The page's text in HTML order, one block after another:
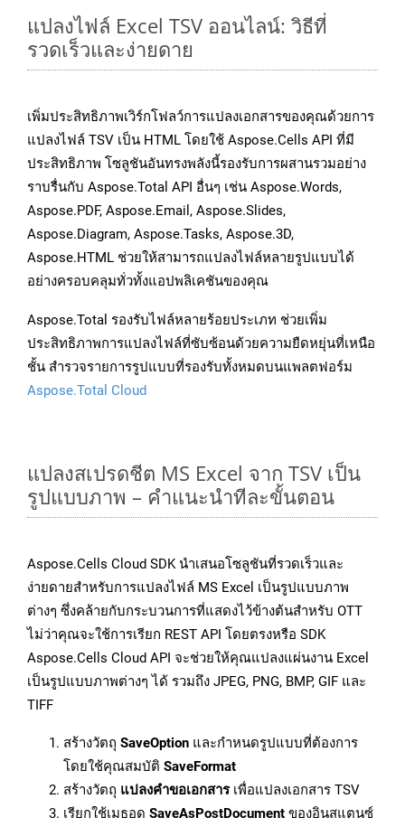
แปลงไฟล์ Excel TSV ออนไลน์: วิธีที่
รวดเร็วและง่ายดาย
เพิ่มประสิทธิภาพเวิร์กโฟลว์การแปลงเอกสารของคุณด้วยการ
แปลงไฟล์ TSV เป็น HTML โดยใช้ Aspose.Cells API ที่มี
ประสิทธิภาพ โซลูชันอันทรงพลังนี้รองรับการผสานรวมอย่าง
ราบรื่นกับ Aspose.Total API อื่นๆ เช่น Aspose.Words,
Aspose.PDF, Aspose.Email, Aspose.Slides,
Aspose.Diagram, Aspose.Tasks, Aspose.3D,
Aspose.HTML ช่วยให้สามารถแปลงไฟล์หลายรูปแบบได้
อย่างครอบคลุมทั่วทั้งแอปพลิเคชันของคุณ
Aspose.Total รองรับไฟล์หลายร้อยประเภท ช่วยเพิ่ม
ประสิทธิภาพการแปลงไฟล์ที่ซับซ้อนด้วยความยืดหยุ่นที่เหนือ
ชั้น สำรวจรายการรูปแบบที่รองรับทั้งหมดบนแพลตฟอร์ม
Aspose.Total Cloud
แปลงสเปรดชีต MS Excel จาก TSV เป็น
รูปแบบภาพ – คำแนะนำทีละขั้นตอน
Aspose.Cells Cloud SDK นำเสนอโซลูชันที่รวดเร็วและ
ง่ายดายสำหรับการแปลงไฟล์ MS Excel เป็นรูปแบบภาพ
ต่างๆ ซึ่งคล้ายกับกระบวนการที่แสดงไว้ข้างต้นสำหรับ OTT
ไม่ว่าคุณจะใช้การเรียก REST API โดยตรงหรือ SDK
Aspose.Cells Cloud API จะช่วยให้คุณแปลงแผ่นงาน Excel
เป็นรูปแบบภาพต่างๆ ได้ รวมถึง JPEG, PNG, BMP, GIF และ
TIFF
สร้างวัตถุ SaveOption และกำหนดรูปแบบที่ต้องการ
โดยใช้คุณสมบัติ SaveFormat
สร้างวัตถุ แปลงคำขอเอกสารเพื่อแปลงเอกสาร TSV
เรียกใช้เมธอด SaveAsPostDocument ของอินสแตนซ์